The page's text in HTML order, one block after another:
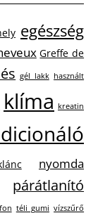
egészség
Greffe de
gél lakk használt
klíma kreatin
nyomda
párátlanító
téli gumi vízszűrő